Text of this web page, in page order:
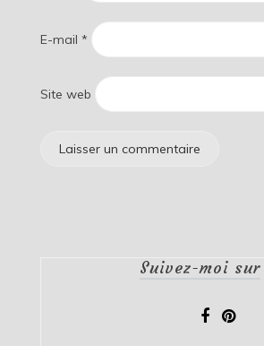
E-mail *
Site web
Suivez-moi sur